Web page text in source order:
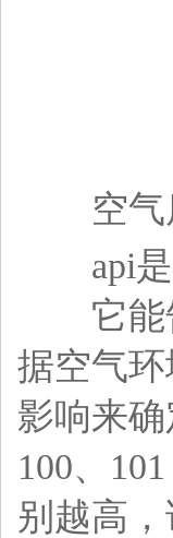
空气质
api是
它能告
据空气
影响来
100、
别越高